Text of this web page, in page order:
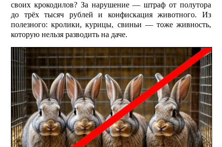
своих крокодилов? За нарушение — штраф от полутора
до трёх тысяч руб­лей и конфискация животного. Из
полезного: кролики, курицы, свиньи — тоже живность,
которую нельзя разводить на даче.